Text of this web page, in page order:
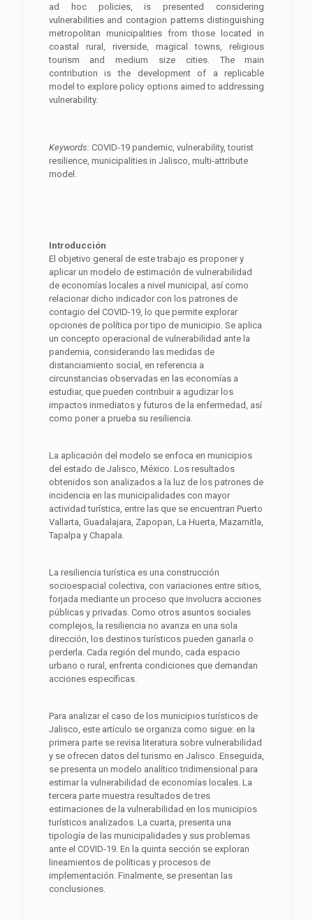
ad hoc policies, is presented considering
vulnerabilities and contagion patterns distinguishing
metropolitan municipalities from those located in
coastal rural, riverside, magical towns, religious
tourism and medium size cities. The main
contribution is the development of a replicable
model to explore policy options aimed to addressing
vulnerability.
Keywords:COVID-19 pandemic, vulnerability, tourist
resilience, municipalities in Jalisco, multi-attribute
model.
Introducción
El objetivo general de este trabajo es proponer y
aplicar un modelo de estimación de vulnerabilidad
de economías locales a nivel municipal, así como
relacionar dicho indicador con los patrones de
contagio del COVID-19, lo que permite explorar
opciones de política por tipo de municipio. Se aplica
un concepto operacional de vulnerabilidad ante la
pandemia, considerando las medidas de
distanciamiento social, en referencia a
circunstancias observadas en las economías a
estudiar, que pueden contribuir a agudizar los
impactos inmediatos y futuros de la enfermedad, así
como poner a prueba su resiliencia.
La aplicación del modelo se enfoca en municipios
del estado de Jalisco, México. Los resultados
obtenidos son analizados a la luz de los patrones de
incidencia en las municipalidades con mayor
actividad turística, entre las que se encuentran Puerto
Vallarta, Guadalajara, Zapopan, La Huerta, Mazamitla,
Tapalpa y Chapala.
La resiliencia turística es una construcción
socioespacial colectiva, con variaciones entre sitios,
forjada mediante un proceso que involucra acciones
públicas y privadas. Como otros asuntos sociales
complejos, la resiliencia no avanza en una sola
dirección, los destinos turísticos pueden ganarla o
perderla. Cada región del mundo, cada espacio
urbano o rural, enfrenta condiciones que demandan
acciones específicas.
Para analizar el caso de los municipios turísticos de
Jalisco, este artículo se organiza como sigue: en la
primera parte se revisa literatura sobre vulnerabilidad
y se ofrecen datos del turismo en Jalisco. Enseguida,
se presenta un modelo analítico tridimensional para
estimar la vulnerabilidad de economías locales. La
tercera parte muestra resultados de tres
estimaciones de la vulnerabilidad en los municipios
turísticos analizados. La cuarta, presenta una
tipología de las municipalidades y sus problemas
ante el COVID-19. En la quinta sección se exploran
lineamientos de políticas y procesos de
implementación. Finalmente, se presentan las
conclusiones.